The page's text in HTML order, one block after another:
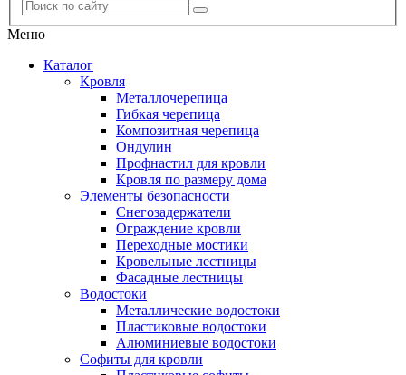
Меню
Каталог
Кровля
Металлочерепица
Гибкая черепица
Композитная черепица
Ондулин
Профнастил для кровли
Кровля по размеру дома
Элементы безопасности
Снегозадержатели
Ограждение кровли
Переходные мостики
Кровельные лестницы
Фасадные лестницы
Водостоки
Металлические водостоки
Пластиковые водостоки
Алюминиевые водостоки
Софиты для кровли